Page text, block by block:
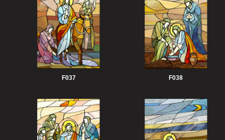
F037 F038